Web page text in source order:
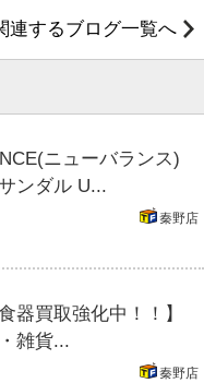
連するブログ一覧へ
ニューバランス)
ンダル U...
秦野店
器買取強化中！！】
雑貨...
秦野店